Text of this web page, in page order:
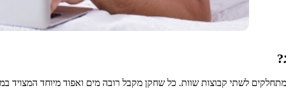
לשתי קבוצות שוות. כל שחקן מקבל רובה מים ואפוד מיוחד המצויד